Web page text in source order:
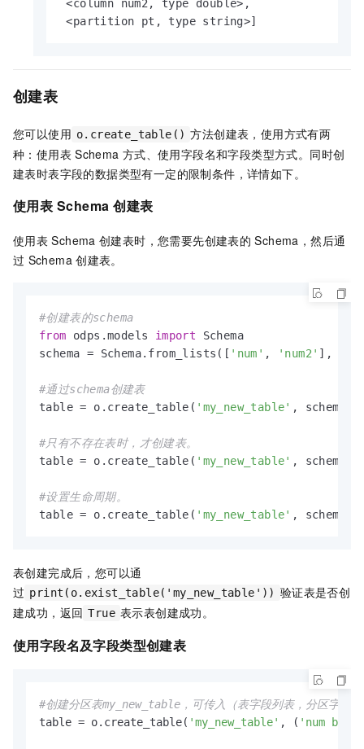
<column num2, type double>,
<partition pt, type string>]
创建表
您可以使用 o.create_table() 方法创建表，使用方式有两
种：使用表 Schema 方式、使用字段名和字段类型方式。同时创
建表时表字段的数据类型有一定的限制条件，详情如下。
使用表 Schema 创建表
使用表 Schema 创建表时，您需要先创建表的 Schema，然后通
过 Schema 创建表。
#创建表的schema
from odps.models import Schema
schema = Schema.from_lists([ 'num' , 'num2' ], [
#通过schema创建表
table = o.create_table( 'my_new_table' , schema)
#只有不存在表时，才创建表。
table = o.create_table( 'my_new_table' , schema,
#设置生命周期。
table = o.create_table( 'my_new_table' , schema,
表创建完成后，您可以通
过 print(o.exist_table('my_new_table')) 验证表是否创
建成功，返回 True 表示表创建成功。
使用字段名及字段类型创建表
#创建分区表my_new_table，可传入（表字段列表，分区字段
table = o.create_table( 'my_new_table' , ( 'num